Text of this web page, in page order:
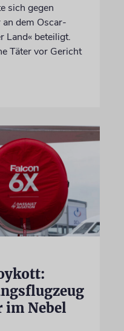
sich gegen
dem Oscar-
Land« beteiligt.
Täter vor Gericht
im Nebel